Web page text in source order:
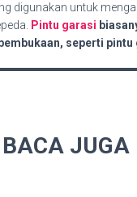
digunakan untuk
Pintu garasi
seperti
BACA JUGA